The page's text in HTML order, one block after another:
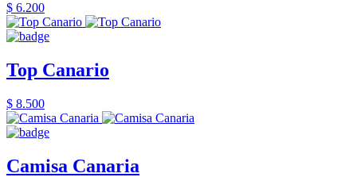
$ 6.200
Top Canario
$ 8.500
Camisa Canaria